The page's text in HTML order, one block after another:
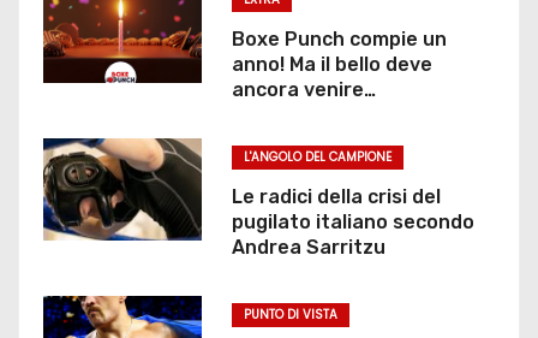
Boxe Punch compie un
anno! Ma il bello deve
ancora venire…
L'ANGOLO DEL CAMPIONE
Le radici della crisi del
pugilato italiano secondo
Andrea Sarritzu
PUNTO DI VISTA